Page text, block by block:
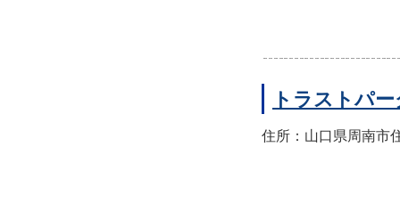
トラストパ
住所：山口県周南市